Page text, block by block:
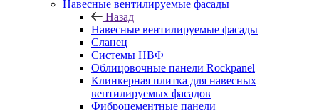
Навесные вентилируемые фасады
Назад
Навесные вентилируемые фасады
Сланец
Системы НВФ
Облицовочные панели Rockpanel
Клинкерная плитка для навесных
вентилируемых фасадов
Фиброцементные панели